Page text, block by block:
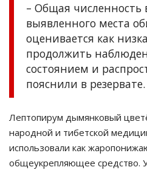
– Общая численность
выявленного места
оценивается как
продолжить
состоянием и
пояснили в резервате.
Лептопирум дымянковый
народной и тибетской
использовали как
общеукрепляющее средство.